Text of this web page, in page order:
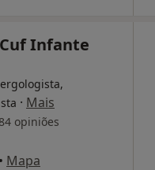
Infante
· Mais
opiniões
• Mapa